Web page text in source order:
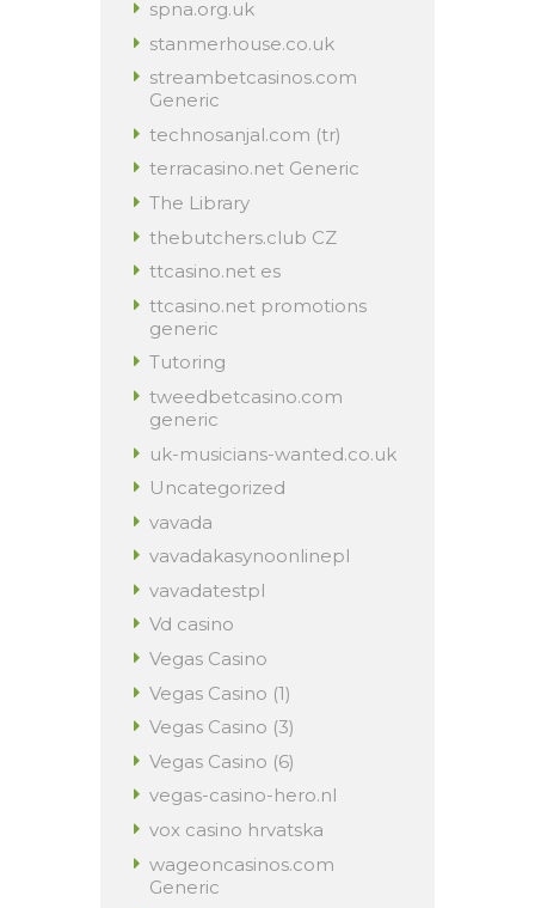
spna.org.uk
stanmerhouse.co.uk
streambetcasinos.com
Generic
technosanjal.com (tr)
terracasino.net Generic
The Library
thebutchers.club CZ
ttcasino.net es
ttcasino.net promotions
generic
Tutoring
tweedbetcasino.com
generic
uk-musicians-wanted.co.uk
Uncategorized
vavada
vavadakasynoonlinepl
vavadatestpl
Vd casino
Vegas Casino
Vegas Casino (1)
Vegas Casino (3)
Vegas Casino (6)
vegas-casino-hero.nl
vox casino hrvatska
wageoncasinos.com
Generic